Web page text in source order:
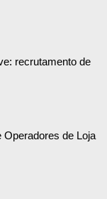
recrutamento de
Operadores de Loja